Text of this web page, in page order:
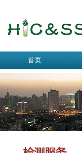
首页